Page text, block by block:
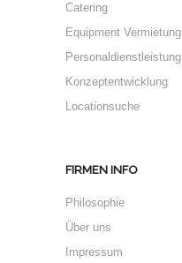
Catering
Equipment Vermietung
Personaldienstleistung
Konzeptentwicklung
Locationsuche
FIRMEN INFO
Philosophie
Über uns
Impressum